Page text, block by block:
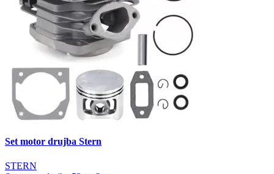
Set motor drujba Stern
STERN